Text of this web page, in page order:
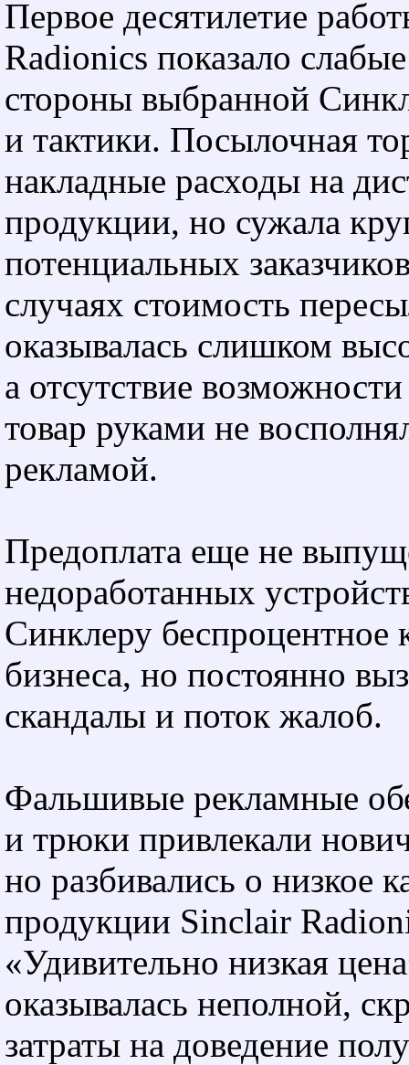
Первое десятилетие
Radionics показало
стороны выбранной
и тактики. Посылочная
накладные расходы на
продукции, но сужала
потенциальных
случаях стоимость
оказывалась слишком
а отсутствие
товар руками не
рекламой.
Предоплата еще не
недоработанных
Синклеру беспроцентное
бизнеса, но постоянно
скандалы и поток жалоб.
Фальшивые рекламные
и трюки привлекали
но разбивались о низкое
продукции Sinclair
«Удивительно низкая
оказывалась неполной,
затраты на доведение